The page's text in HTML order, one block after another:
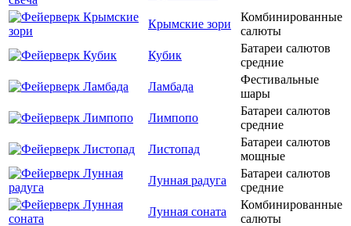
Крымские зори
Комбинированные
салюты
Кубик
Батареи салютов
средние
Ламбада
Фестивальные
шары
Лимпопо
Батареи салютов
средние
Листопад
Батареи салютов
мощные
Лунная радуга
Батареи салютов
средние
Лунная соната
Комбинированные
салюты